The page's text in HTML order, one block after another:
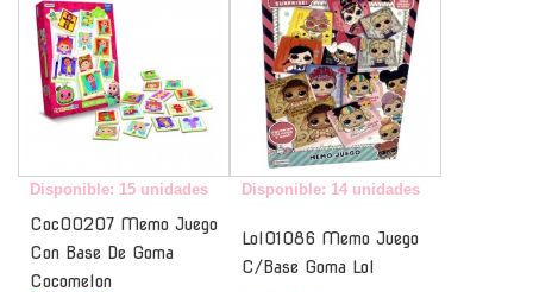
Disponible: 15 unidades
Coc00207 Memo Juego
Con Base De Goma
Cocomelon
Disponible: 14 unidades
Lol01086 Memo Juego
C/Base Goma Lol